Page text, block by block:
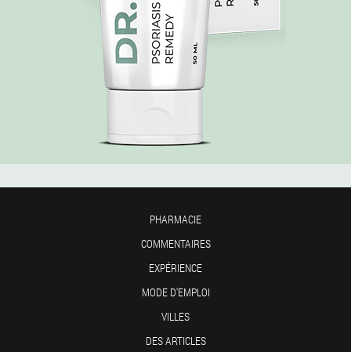
PHARMACIE
COMMENTAIRES
EXPÉRIENCE
MODE D'EMPLOI
VILLES
DES ARTICLES